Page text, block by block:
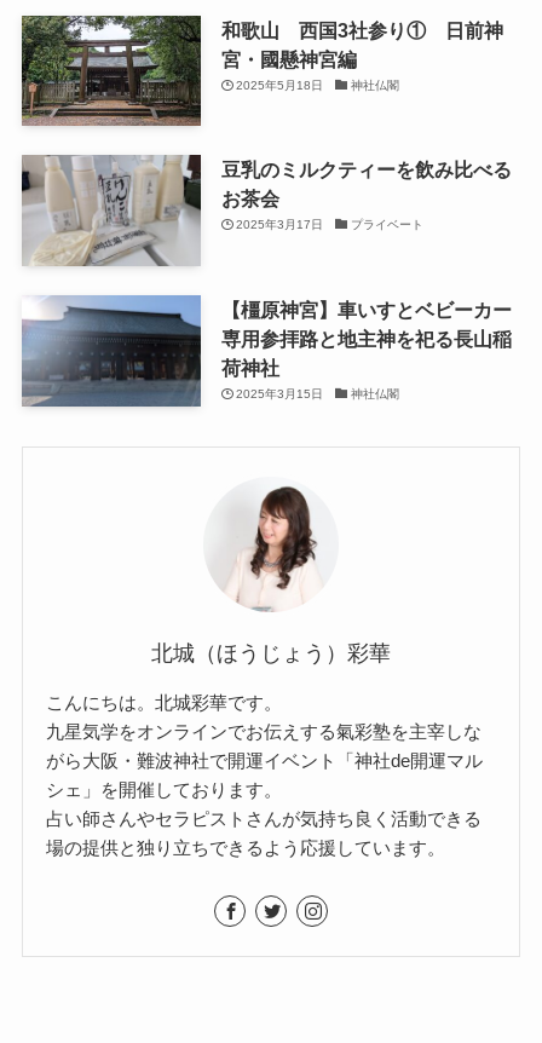
和歌山 西国3社参り① 日前神
宮・國懸神宮編
2025年5月18日 神社仏閣
豆乳のミルクティーを飲み比べる
お茶会
2025年3月17日 プライベート
【橿原神宮】車いすとベビーカー
専用参拝路と地主神を祀る長山稲
荷神社
2025年3月15日 神社仏閣
北城（ほうじょう）彩華
こんにちは。北城彩華です。
九星気学をオンラインでお伝えする氣彩塾を主宰しな
がら大阪・難波神社で開運イベント「神社de開運マル
シェ」を開催しております。
占い師さんやセラピストさんが気持ち良く活動できる
場の提供と独り立ちできるよう応援しています。